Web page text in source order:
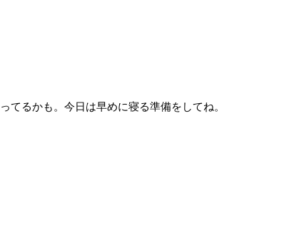
るかも。今日は早めに寝る準備をしてね。